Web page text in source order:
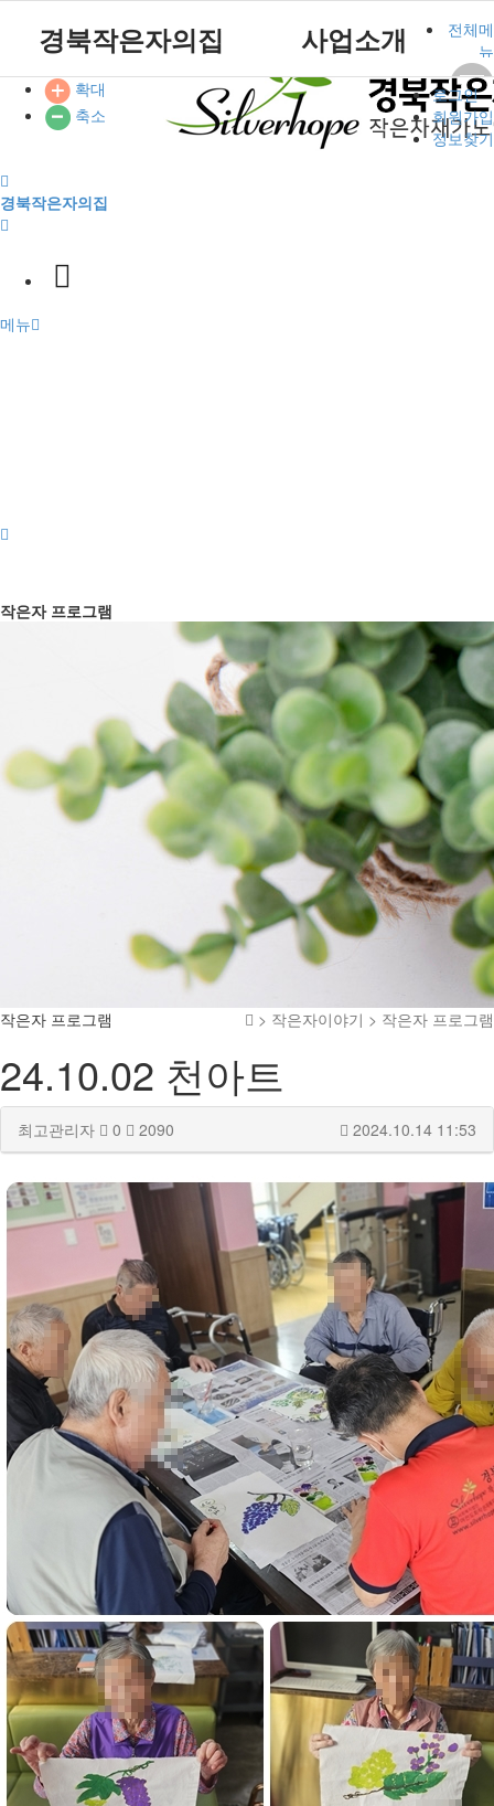
확대
축소
로그인
회원가입
정보찾기
경북작은자의집
경북작은자의집
원장인사말
시설소개
재단소개
사업소개
주요서비스
월중계획
작은자이야기
작은자 소식
작은자 프로그램
작은자재가센터
재가센터 갤러리
재가센터 특화프로그램
푸른솔 교회소개
설립취지 및 연혁
후원과 봉사
후원 안내
자원봉사 안내
공지사항
자유게시판
전체메
뉴
메뉴
작은자 프로그램
> 작은자이야기 > 작은자 프로그램
작은자 프로그램
24.10.02 천아트
최고관리자 0 2090 2024.10.14 11:53